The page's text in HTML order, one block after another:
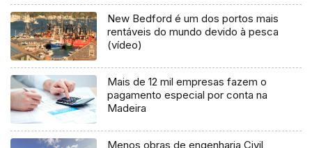
New Bedford é um dos portos mais
rentáveis do mundo devido à pesca
(vídeo)
Mais de 12 mil empresas fazem o
pagamento especial por conta na
Madeira
Menos obras de engenharia Civil